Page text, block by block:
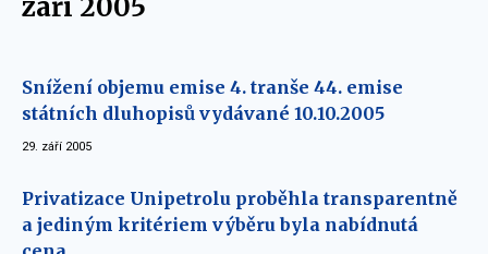
září 2005
Snížení objemu emise 4. tranše 44. emise
státních dluhopisů vydávané 10.10.2005
29. září 2005
Privatizace Unipetrolu proběhla transparentně
a jediným kritériem výběru byla nabídnutá